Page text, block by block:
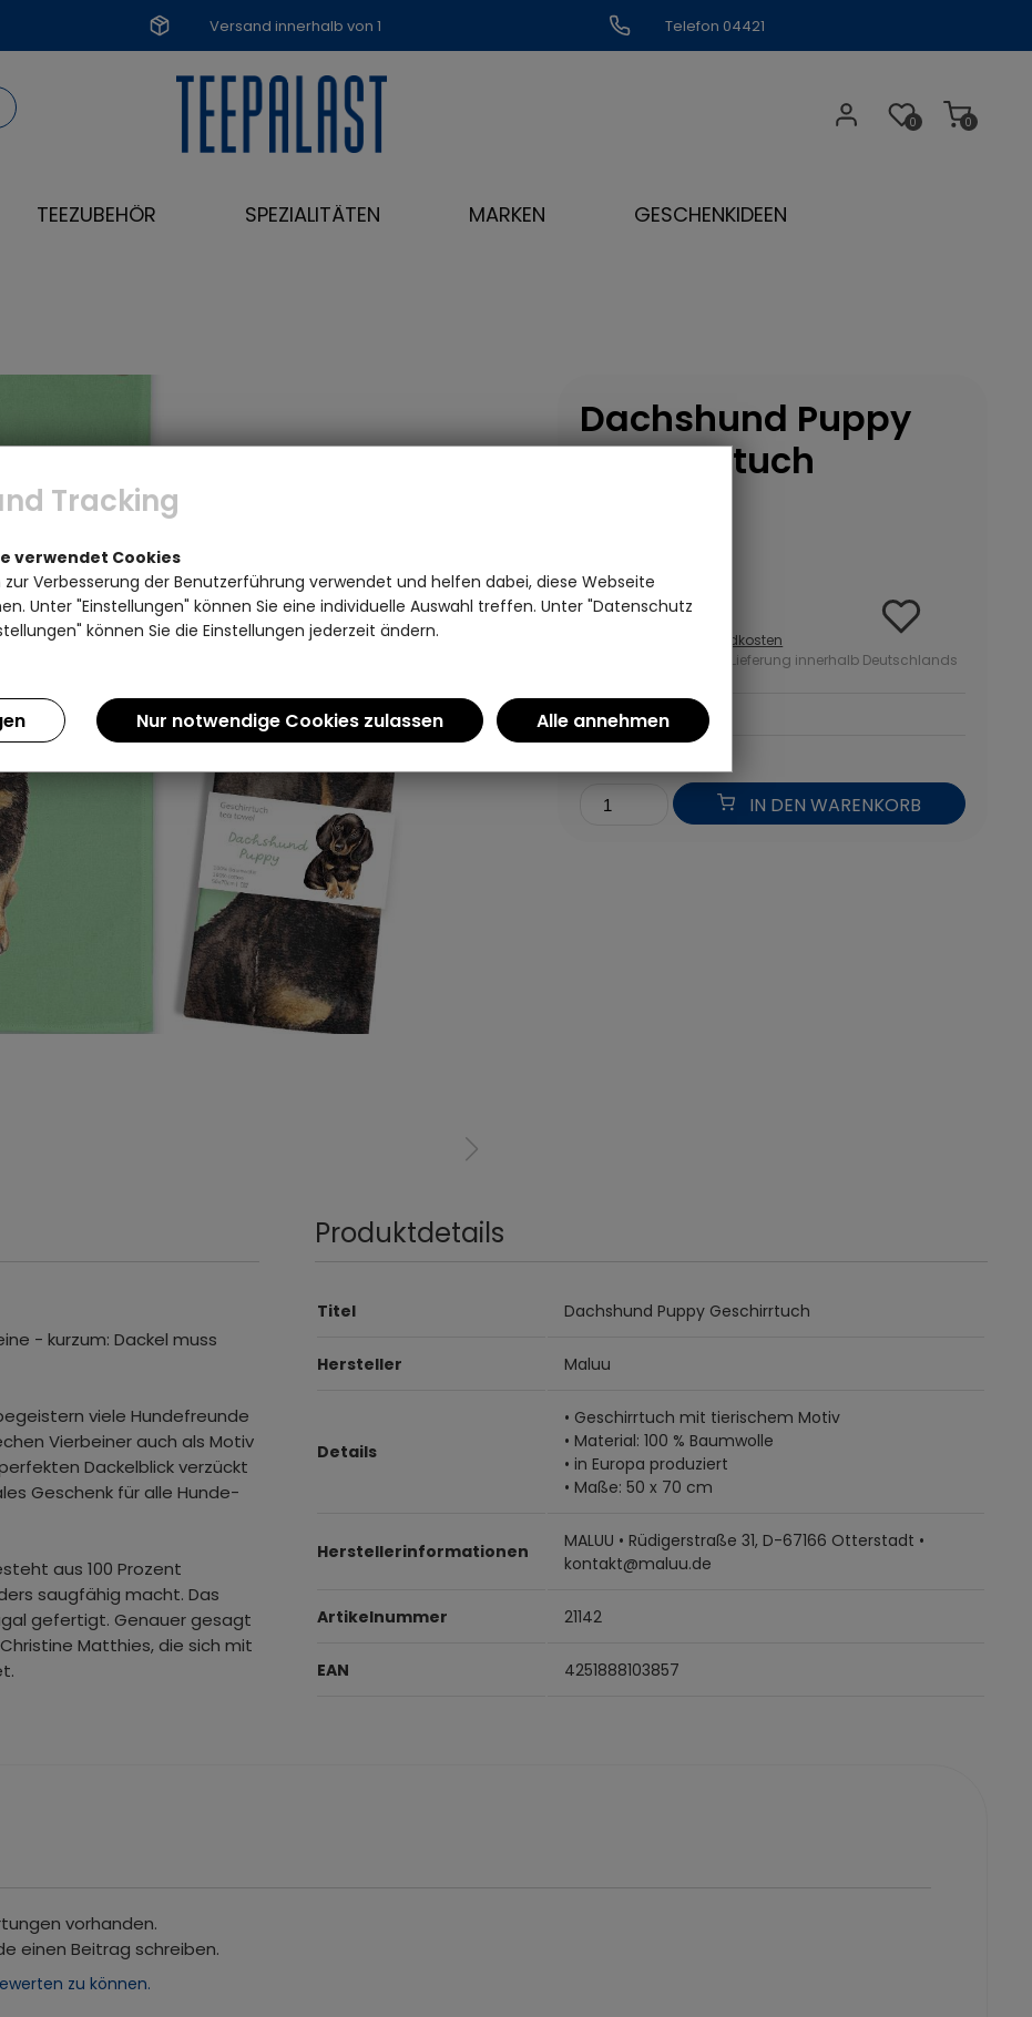
Versand innerhalb von 1
Werktag
Telefon 04421
0
0
TEEZUBEHÖR SPEZIALITÄTEN MARKEN GESCHENKIDEEN
Dachshund Puppy
Geschirrtuch
15,95 €
Versandkosten
ab 50 Euro kostenlose Lieferung innerhalb Deutschlands
*
IN DEN WARENKORB
- kurzum: Dackel muss
viele Hundefreunde
Vierbeiner auch als Motiv
Dackelblick verzückt
Geschenk für alle Hunde-
aus 100 Prozent
saugfähig macht. Das
gefertigt. Genauer gesagt
Matthies, die sich mit
Produktdetails
Titel Dachshund Puppy Geschirrtuch
Hersteller Maluu
Details
• Geschirrtuch mit tierischem Motiv
• Material: 100 % Baumwolle
• in Europa produziert
• Maße: 50 x 70 cm
Herstellerinformationen
MALUU • Rüdigerstraße 31, D-67166 Otterstadt •
kontakt@maluu.de
Artikelnummer 21142
EAN 4251888103857
vorhanden.
einen Beitrag schreiben.
zu können.
Tracking
verwendet Cookies
zur Verbesserung der Benutzerführung verwendet und helfen dabei, diese Webseite
Unter "Einstellungen" können Sie eine individuelle Auswahl treffen. Unter "Datenschutz
können Sie die Einstellungen jederzeit ändern.